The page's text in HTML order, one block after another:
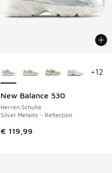
New Balance 530
Herren Schuhe
Silver Metallic - Reflection
€ 119,99
+12